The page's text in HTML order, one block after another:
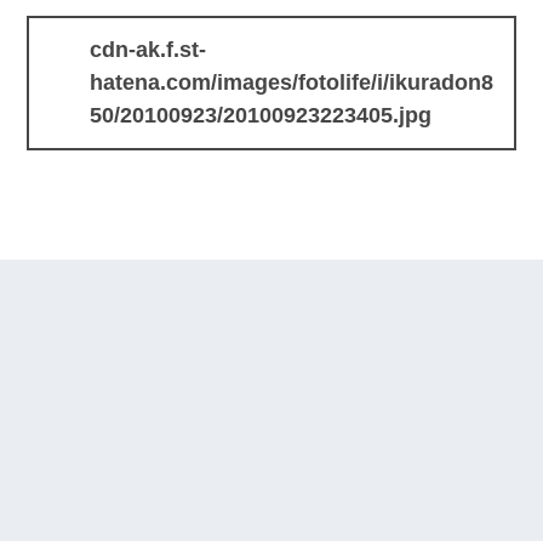
cdn-ak.f.st-
hatena.com/images/fotolife/i/ikuradon8
50/20100923/20100923223405.jpg